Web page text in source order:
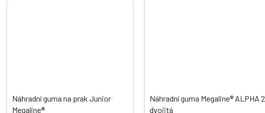
Náhradní guma na prak Junior
Megaline®
Náhradní guma Megaline® ALPHA 2
dvojitá